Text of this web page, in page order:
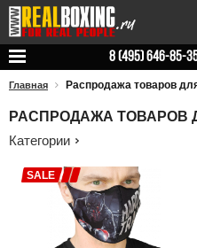
8 (495) 646-85-
Главная Распродажа товаров
РАСПРОДАЖА ТОВАРОВ
Категории
SALE